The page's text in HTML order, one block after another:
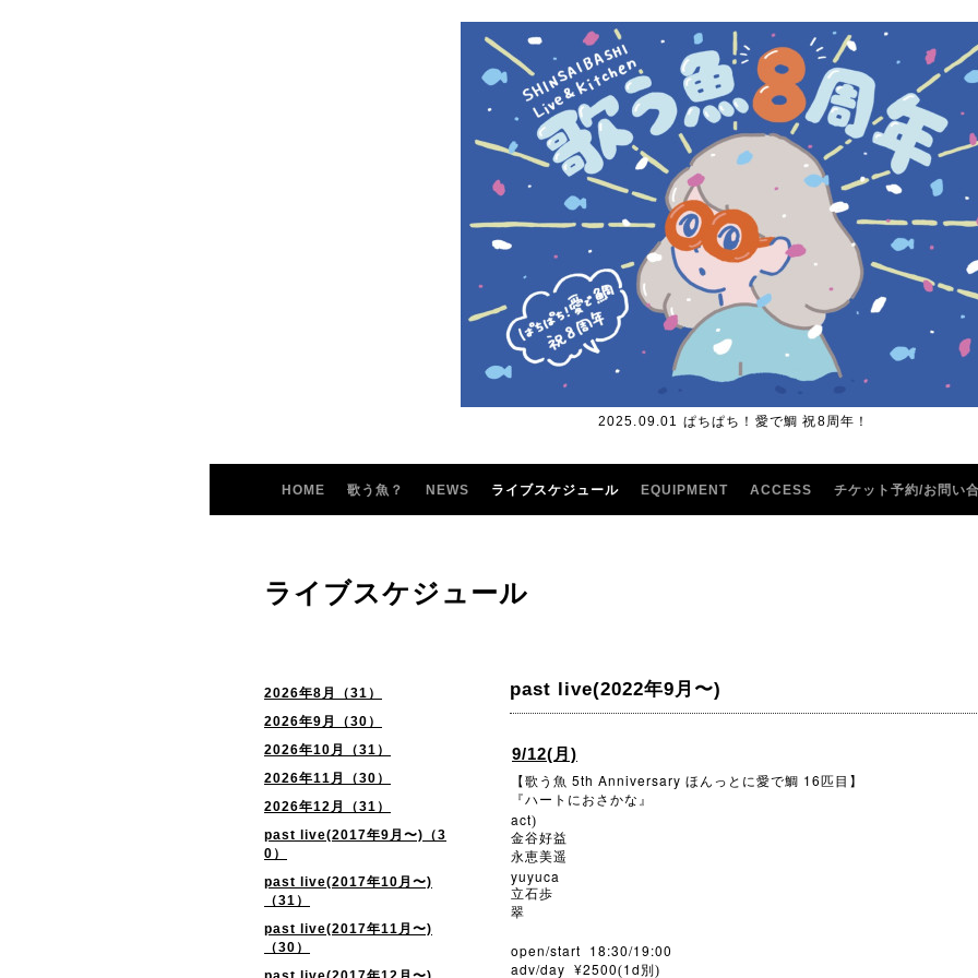
2025.09.01 ぱちぱち！愛で鯛 祝8周年！
HOME 歌う魚？ NEWS ライブスケジュール EQUIPMENT ACCESS チケット予約/お問い
2026年8月（31）
2026年9月（30）
2026年10月（31）
2026年11月（30）
2026年12月（31）
past live(2017年9月〜)（3
0）
past live(2017年10月〜)
（31）
past live(2017年11月〜)
（30）
ライブスケジュール
past live(2022年9月〜)
9/12(月)
【歌う魚 5th Anniversary ほんっとに愛で鯛 16 匹目】
『ハートにおさかな』
act)
金谷好益
永恵美遥
yuyuca
立石歩
翠
open/start 18:30/19:00
adv/day ¥2500(1d 別)